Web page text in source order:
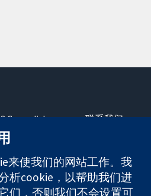
Cavendish
0AN
Kingdom
联系我们
关于我们
工作机会
Cochrane
来使我们的网站工作。我
析cookie，以帮助我们进
们，否则我们不会设置可